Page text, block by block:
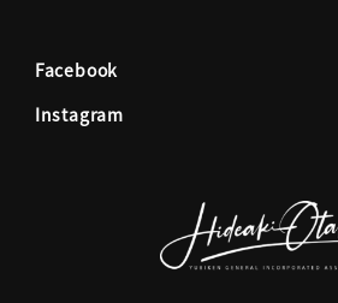
Facebook
Instagram